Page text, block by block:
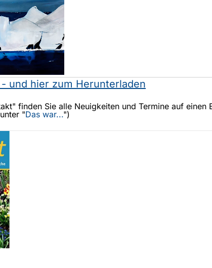
und hier zum Herunterladen
finden Sie alle Neuigkeiten und Termine auf einen
"Das war...")